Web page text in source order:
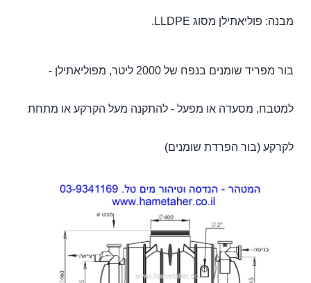
מבנה: פוליאתילן מסוג LLDPE.
בור מפריד שומנים בנפח של 2000 ליטר, מפוליאתילן -
למטבח, מסעדה או מפעל - להתקנה מעל הקרקע או מתחת
לקרקע (בור הפרדת שומנים)